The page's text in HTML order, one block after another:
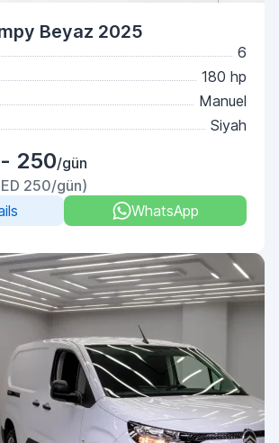
Beyaz 2025
6
180 hp
Manuel
Siyah
250/gün
250/gün)
WhatsApp